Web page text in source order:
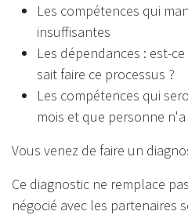
Les compétences qui
insuffisantes
Les dépendances : est-
sait faire ce processus ?
Les compétences qui
mois et que personne
Vous venez de faire un
Ce diagnostic ne remplace
négocié avec les partenaires